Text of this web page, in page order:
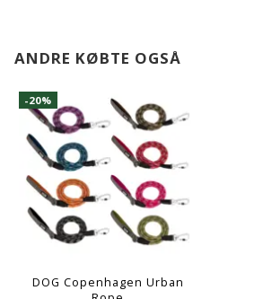
ANDRE KØBTE OGSÅ
-20%
DOG Copenhagen Urban